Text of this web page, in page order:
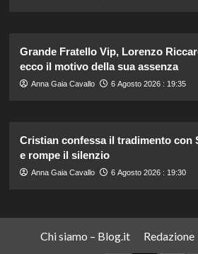
Grande Fratello Vip, Lorenzo
ecco il motivo della sua assenza
Anna Gaia Cavallo 6 Agosto 2026 : 19:35
Cristian confessa il tradimento con
e rompe il silenzio
Anna Gaia Cavallo 6 Agosto 2026 : 19:30
Chi siamo – Blog.it Redazione